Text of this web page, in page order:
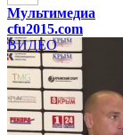
Мультимедиа
cfu2015.com
ВИДЕО